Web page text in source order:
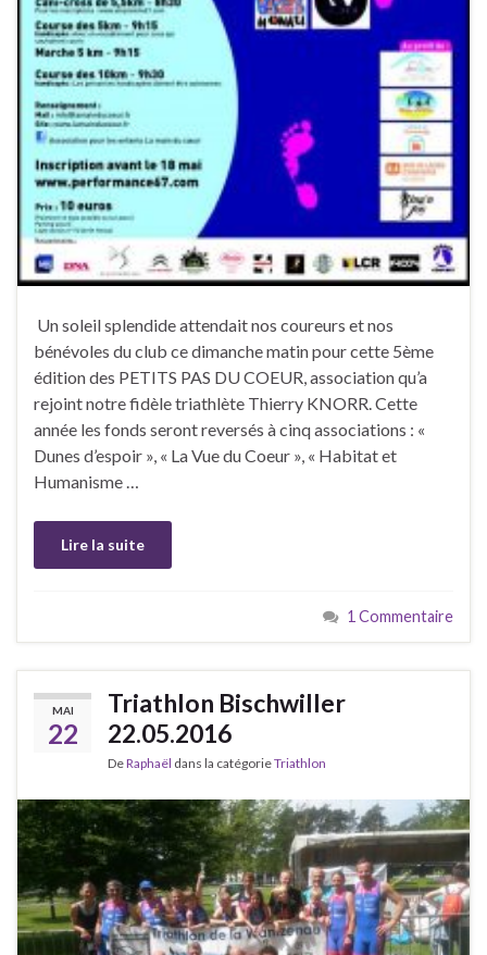
Un soleil splendide attendait nos coureurs et nos
bénévoles du club ce dimanche matin pour cette 5ème
édition des PETITS PAS DU COEUR, association qu’a
rejoint notre fidèle triathlète Thierry KNORR. Cette
année les fonds seront reversés à cinq associations : «
Dunes d’espoir », « La Vue du Coeur », « Habitat et
Humanisme …
Lire la suite
1 Commentaire
MAI
22
Triathlon Bischwiller
22.05.2016
DeRaphaël dans la catégorieTriathlon